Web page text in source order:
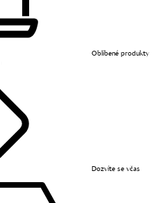
Oblíbené produkty
Dozvíte se včas